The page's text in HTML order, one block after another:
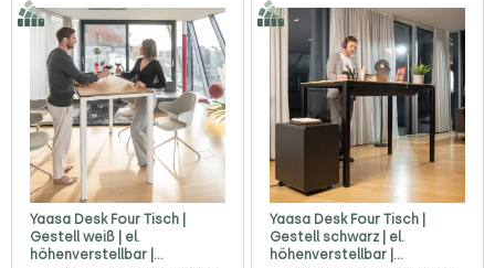
Yaasa Desk Four Tisch |
Gestell weiß | el.
höhenverstellbar |
Yaasa Desk Four Tisch |
Gestell schwarz | el.
höhenverstellbar |